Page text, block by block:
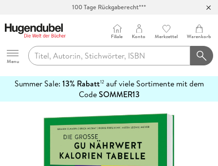
100 Tage Rückgaberecht***
Hugendubel
Menu
Filiale Konto Merkzettel Warenkorb
Summer Sale: 13% Rabatt12auf viele Sortimente mit dem
CodeSOMMER13
erfahren